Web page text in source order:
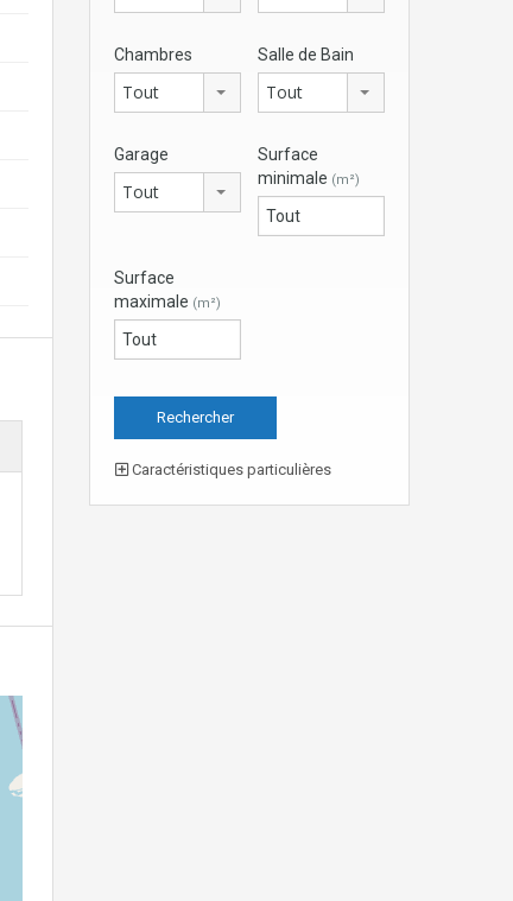
Chambres
Tout
Salle de Bain
Tout
Garage
Tout
Surface
minimale (m²)
Surface
maximale (m²)
Caractéristiques particulières